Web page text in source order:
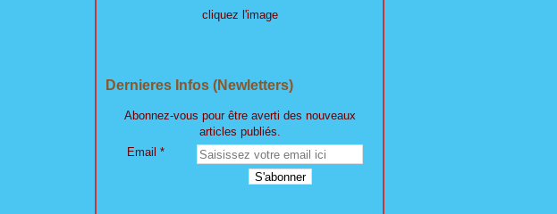
cliquez l'image
Dernieres Infos (Newletters)
Abonnez-vous pour être averti des nouveaux
articles publiés.
Email